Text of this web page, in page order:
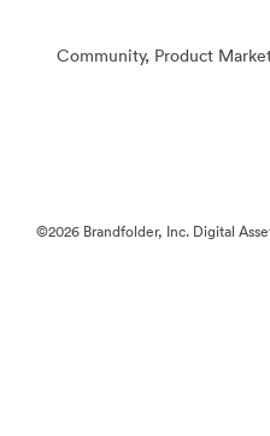
Community, Product
©2026 Brandfolder, Inc. Digital